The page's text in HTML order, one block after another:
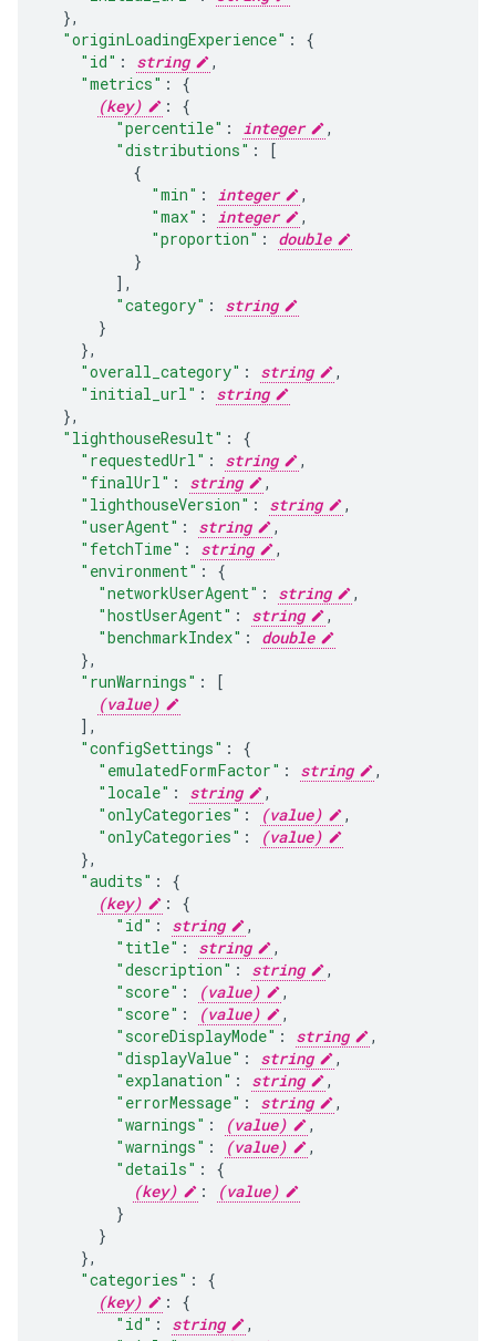
},
"originLoadingExperience" :
"id" : string
,
"metrics" :
(key)
:
"percentile" : integer
,
"distributions" :
[
"min" : integer
,
"max" : integer
,
"proportion" :
double
],
"category" :
string
},
"overall_category" : string
,
"initial_url" :
string
},
"lighthouseResult" :
"requestedUrl" : string
,
"finalUrl" : string
,
"lighthouseVersion" : string
,
"userAgent" : string
,
"fetchTime" : string
,
"environment" :
"networkUserAgent" : string
,
"hostUserAgent" : string
,
"benchmarkIndex" :
double
},
"runWarnings" :
[
(value)
],
"configSettings" :
"emulatedFormFactor" : string
,
"locale" : string
,
"onlyCategories" : (value)
"onlyCategories" :
(value)
},
"audits" :
(key)
:
"id" : string
,
"title" : string
,
"description" : string
,
"score" : (value)
"score" : (value)
"scoreDisplayMode" : string
,
"displayValue" : string
,
"explanation" : string
,
"errorMessage" : string
,
"warnings" : (value)
"warnings" : (value)
"details" :
(key)
:
(value)
},
"categories" :
(key)
:
"id" : string
,